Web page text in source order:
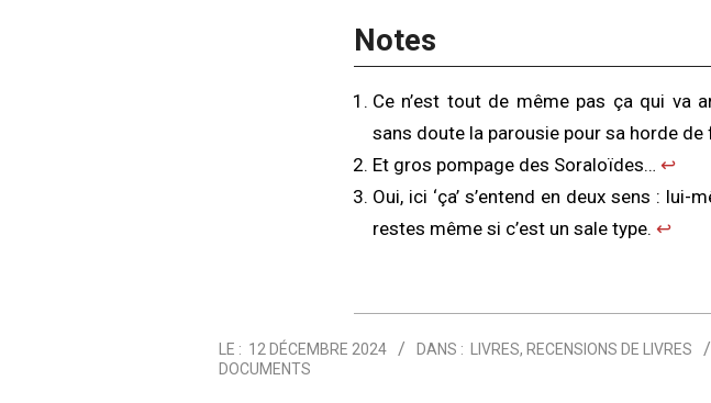
Notes
Ce n’est tout de même pas ça qui va
sans doute la parousie pour sa horde de
Et gros pompage des Soraloïdes… ↩︎
Oui, ici ‘ça’ s’entend en deux sens :
restes même si c’est un sale type. ↩︎
12-
12
LE : 12 DÉCEMBRE 2024 DANS : LIVRES, RECENSIONS DE LIVRES
DOCUMENTS